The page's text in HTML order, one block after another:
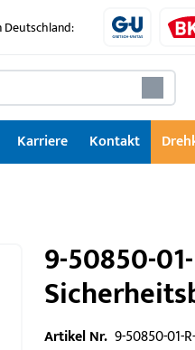
Deutschland:
Karriere Kontakt
9-50850-
Artikel Nr. 9-50850-01-